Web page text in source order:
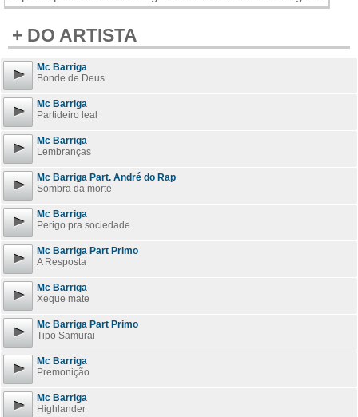
+ DO ARTISTA
Mc Barriga
Bonde de Deus
Mc Barriga
Partideiro leal
Mc Barriga
Lembranças
Mc Barriga Part. André do Rap
Sombra da morte
Mc Barriga
Perigo pra sociedade
Mc Barriga Part Primo
A Resposta
Mc Barriga
Xeque mate
Mc Barriga Part Primo
Tipo Samurai
Mc Barriga
Premonição
Mc Barriga
Highlander